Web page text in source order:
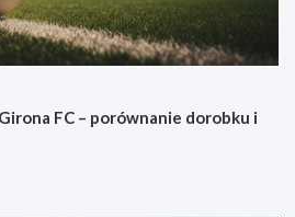
FC – porównanie dorobku i